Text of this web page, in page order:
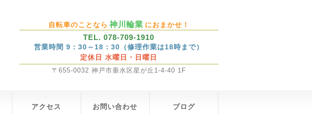
自転車のことなら 神川輪業 におまかせ！
TEL. 078-709-1910
営業時間 9：30～18：30（修理作業は18時まで）
定休日 水曜日・日曜日
〒655-0032 神戸市垂水区星が丘1-4-40 1F
アクセス お問い合わせ ブログ